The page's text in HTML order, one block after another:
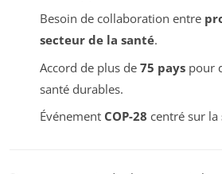
Besoin de collaboration entre
secteur de la santé.
Accord de plus de 75 payspour
santé durables.
Événement COP-28 centré sur la